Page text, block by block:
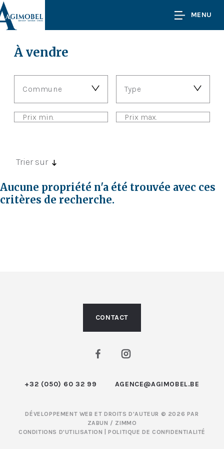
MENU
À vendre
Commune Type
Trier sur
Aucune propriété n'a été trouvée avec ces
critères de recherche.
CONTACT
+32 (050) 60 32 99 AGENCE@AGIMOBEL.BE
DÉVELOPPEMENT WEB ET DROITS D'AUTEUR © 2026 PAR
ZABUN / ZIMMO
CONDITIONS D'UTILISATION
|POLITIQUE DE CONFIDENTIALITÉ